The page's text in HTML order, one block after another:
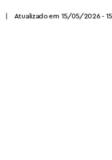
| Atualizado em 15/05/2026 -